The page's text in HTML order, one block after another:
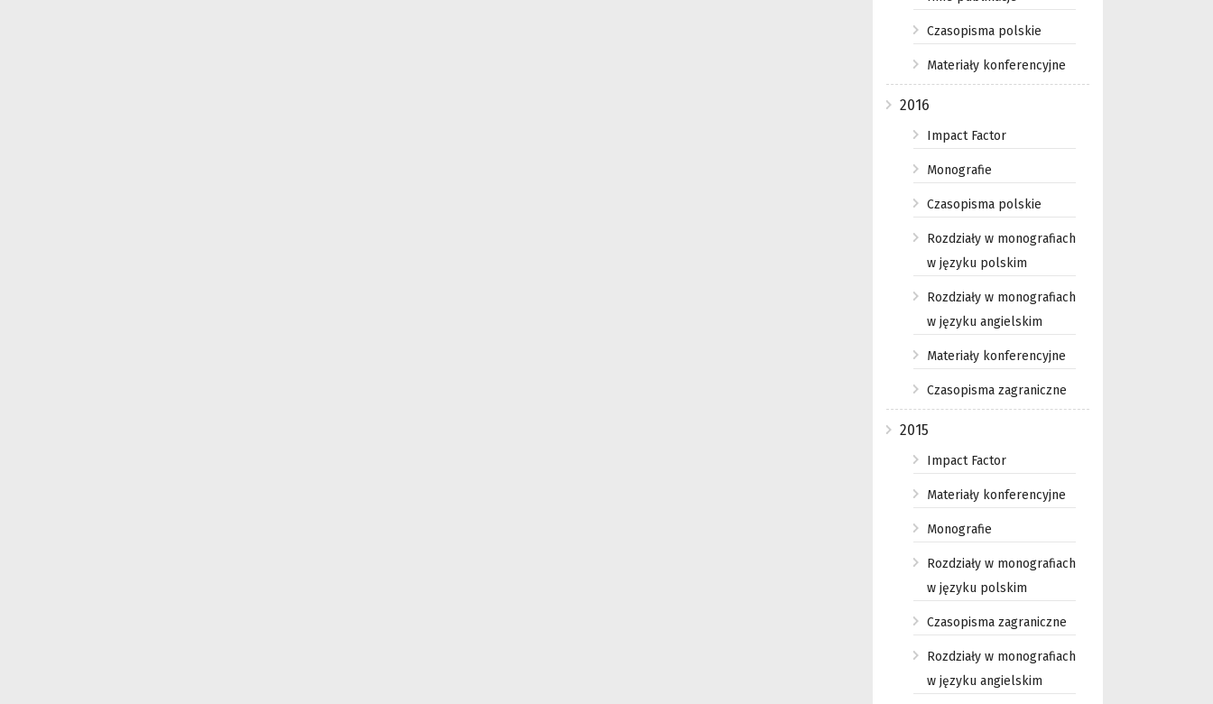
Czasopisma polskie
Materiały konferencyjne
2016
Impact Factor
Monografie
Czasopisma polskie
Rozdziały w monografiach
w języku polskim
Rozdziały w monografiach
w języku angielskim
Materiały konferencyjne
Czasopisma zagraniczne
2015
Impact Factor
Materiały konferencyjne
Monografie
Rozdziały w monografiach
w języku polskim
Czasopisma zagraniczne
Rozdziały w monografiach
w języku angielskim